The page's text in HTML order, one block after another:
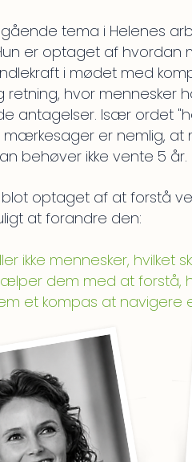
tema i Helenes
er optaget af hvordan
i mødet med
retning, hvor mennesker
antagelser. Især ordet
mærkesager er nemlig,
behøver ikke vente 5 år.
blot optaget af at forstå
at forandre den:
ikke mennesker, hvilket
dem med at forstå,
et kompas at navigere